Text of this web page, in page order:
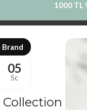
Brand
04
Sc
1000 TL
ONLINE